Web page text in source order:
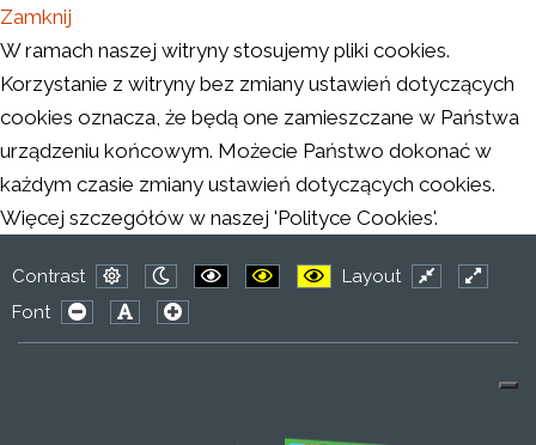
Zamknij
W ramach naszej witryny stosujemy pliki cookies.
Korzystanie z witryny bez zmiany ustawień dotyczących
cookies oznacza, że będą one zamieszczane w Państwa
urządzeniu końcowym. Możecie Państwo dokonać w
każdym czasie zmiany ustawień dotyczących cookies.
Więcej szczegółów w naszej 'Polityce Cookies'.
Contrast
Default
mode
Night
mode
Layout
Font